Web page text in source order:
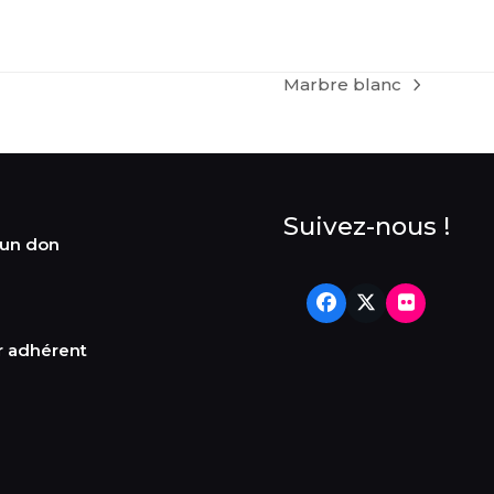
next
Marbre blanc
don
adhérent
Suivez-nous !
Facebook
TwitterFlickr